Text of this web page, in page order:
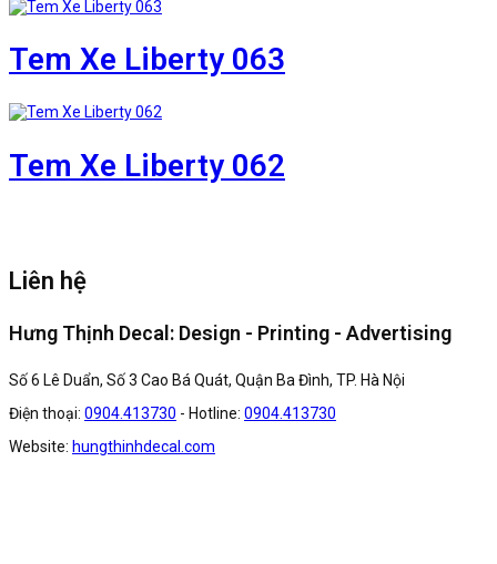
Tem Xe Liberty 063
Tem Xe Liberty 062
Liên hệ
Hưng Thịnh Decal: Design - Printing - Advertising
Số 6 Lê Duẩn, Số 3 Cao Bá Quát, Quận Ba Đình, TP. Hà Nội
Điện thoại: 0904.413730 - Hotline: 0904.413730
Website: hungthinhdecal.com